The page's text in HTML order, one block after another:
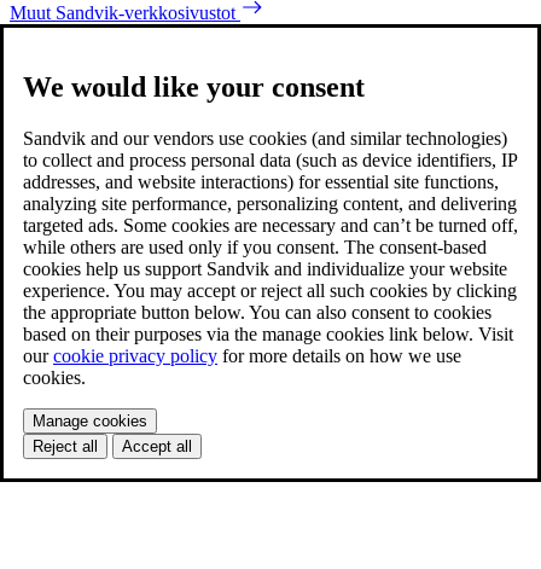
Muut Sandvik-verkkosivustot
We would like your consent
Sandvik and our vendors use cookies (and similar technologies)
to collect and process personal data (such as device identifiers, IP
addresses, and website interactions) for essential site functions,
analyzing site performance, personalizing content, and delivering
targeted ads. Some cookies are necessary and can’t be turned off,
while others are used only if you consent. The consent-based
cookies help us support Sandvik and individualize your website
experience. You may accept or reject all such cookies by clicking
the appropriate button below. You can also consent to cookies
based on their purposes via the manage cookies link below. Visit
ourcookie privacy policy for more details on how we use
cookies.
Manage cookies
Reject all
Accept all